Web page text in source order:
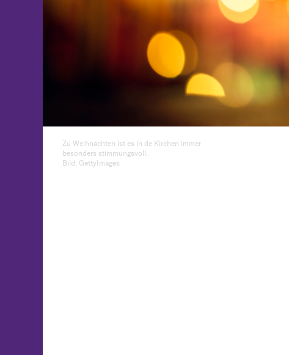
Zu Weihnachten ist es in de Kirchen immer
besonders stimmungsvoll.
Bild: GettyImages